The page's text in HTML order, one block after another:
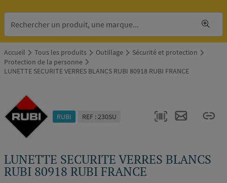
Accueil Tous les produits Outillage
Sécurité et protection
Protection de la personne
LUNETTE SECURITE VERRES BLANCS RUBI 80918 RUBI FRANCE
RUBI REF : 230SU
LUNETTE SECURITE VERRES BLANCS
RUBI 80918 RUBI FRANCE